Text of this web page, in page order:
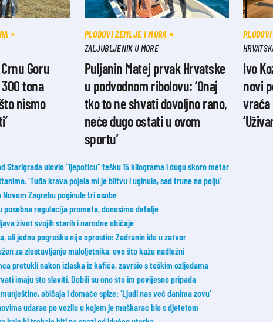
Goru
tona
nismo
PLODOVI ZEMLJE I MORA
ZALJUBLJENIK U MORE
Puljanin Matej prvak Hrvatske
u podvodnom ribolovu: ‘Onaj
tko to ne shvati dovoljno rano,
neće dugo ostati u ovom
sportu’
Ivo
novi
Starigrada ulovio “ljepoticu” tešku 15 kilograma i dugu skoro metar
‘Tuđa krava pojela mi je blitvu i uginula, sad trune na polju’
Zagrebu poginule tri osobe
posebna regulacija prometa, donosimo detalje
život svojih starih i narodne običaje
ali jednu pogrešku nije oprostio: Zadranin ide u zatvor
za zlostavljanje maloljetnika, evo što kažu nadležni
pretukli nakon izlaska iz kafića, završio s teškim ozljedama
imaju što slaviti. Dobili su ono što im povijesno pripada
običaja i domaće spize: ‘Ljudi nas već danima zovu’
udarao po vozilu u kojem je muškarac bio s djetetom